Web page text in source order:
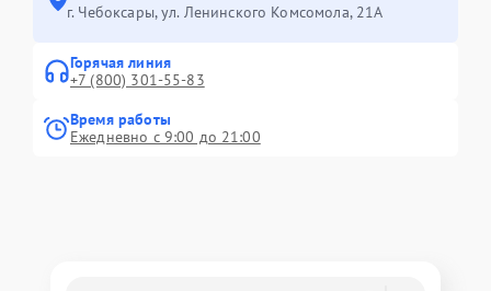
г. Чебоксары, ул. Ленинского Комсомола, 21А
Горячая линия
+7 (800) 301-55-83
Время работы
Ежедневно с 9:00 до 21:00